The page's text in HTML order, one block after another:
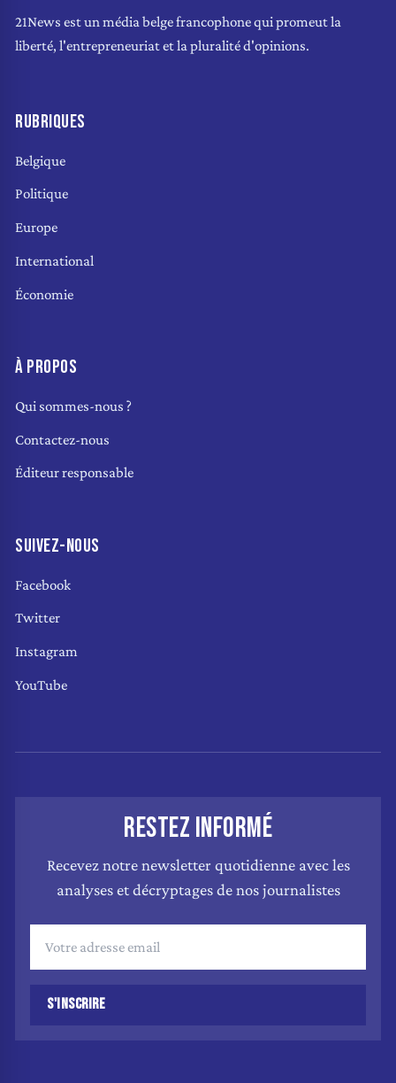
21News est un média belge francophone qui promeut la
liberté, l'entrepreneuriat et la pluralité d'opinions.
RUBRIQUES
Belgique
Politique
Europe
International
Économie
À PROPOS
Qui sommes-nous ?
Contactez-nous
Éditeur responsable
SUIVEZ-NOUS
Facebook
Twitter
Instagram
YouTube
RESTEZ INFORMÉ
Recevez notre newsletter quotidienne avec les
analyses et décryptages de nos journalistes
S'INSCRIRE